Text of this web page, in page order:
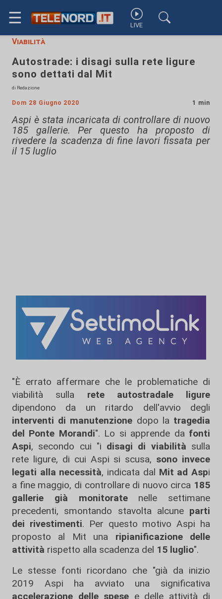
☰ LIVE
Viabilità
Autostrade: i disagi sulla rete ligure
sono dettati dal Mit
di Redazione
Dom 28 Giugno 2020 1 min
Aspi è stata incaricata di controllare di nuovo
185 gallerie. Per questo ha proposto di
rivedere la scadenza di fine lavori fissata per
il 15 luglio
"È errato affermare che le problematiche di
viabilità sulla rete autostradale ligure
dipendono da un ritardo dell'avvio degli
interventi di manutenzione dopo la tragedia
del Ponte Morandi". Lo si apprende da fonti
Aspi, secondo cui "i disagi di viabilità sulla
rete ligure, di cui Aspi si scusa, sono invece
legati alla necessità, indicata dal Mit ad Aspi
a fine maggio, di controllare di nuovo circa 185
gallerie già monitoratenelle settimane
precedenti, smontando stavolta alcune parti
dei rivestimenti. Per questo motivo Aspi ha
proposto al Mit una ripianificazione delle
attività rispetto alla scadenza del 15 luglio".
Le stesse fonti ricordano che "già da inizio
2019 Aspi ha avviato una significativa
accelerazione delle spese e delle attività di